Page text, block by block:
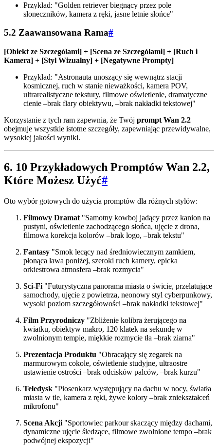
Przykład: "Golden retriever biegnący przez pole
słoneczników, kamera z ręki, jasne letnie słońce"
5.2 Zaawansowana Rama#
[Obiekt ze Szczegółami] + [Scena ze Szczegółami] + [Ruch i
Kamera] + [Styl Wizualny] + [Negatywne Prompty]
Przykład: "Astronauta unoszący się wewnątrz stacji
kosmicznej, ruch w stanie nieważkości, kamera POV,
ultrarealistyczne tekstury, filmowe oświetlenie, dramatyczne
cienie –brak flary obiektywu, –brak nakładki tekstowej"
Korzystanie z tych ram zapewnia, że Twój prompt Wan 2.2
obejmuje wszystkie istotne szczegóły, zapewniając przewidywalne,
wysokiej jakości wyniki.
6. 10 Przykładowych Promptów Wan 2.2,
Które Możesz Użyć#
Oto wybór gotowych do użycia promptów dla różnych stylów:
Filmowy Dramat "Samotny kowboj jadący przez kanion na
pustyni, oświetlenie zachodzącego słońca, ujęcie z drona,
filmowa korekcja kolorów –brak logo, –brak tekstu"
Fantasy "Smok lecący nad średniowiecznym zamkiem,
płonąca lawa poniżej, szeroki ruch kamery, epicka
orkiestrowa atmosfera –brak rozmycia"
Sci-Fi "Futurystyczna panorama miasta o świcie, przelatujące
samochody, ujęcie z powietrza, neonowy styl cyberpunkowy,
wysoki poziom szczegółowości –brak nakładki tekstowej"
Film Przyrodniczy "Zbliżenie kolibra żerującego na
kwiatku, obiektyw makro, 120 klatek na sekundę w
zwolnionym tempie, miękkie rozmycie tła –brak ziarna"
Prezentacja Produktu "Obracający się zegarek na
marmurowym cokole, oświetlenie studyjne, ultraostre
ustawienie ostrości –brak odcisków palców, –brak kurzu"
Teledysk "Piosenkarz występujący na dachu w nocy, światła
miasta w tle, kamera z ręki, żywe kolory –brak zniekształceń
mikrofonu"
Scena Akcji "Sportowiec parkour skaczący między dachami,
dynamiczne ujęcie śledzące, filmowe zwolnione tempo –brak
podwójnej ekspozycji"